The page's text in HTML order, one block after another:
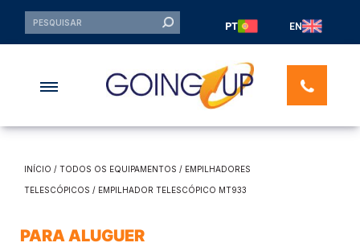
PT EN
INÍCIO / TODOS OS EQUIPAMENTOS / EMPILHADORES
TELESCÓPICOS / EMPILHADOR TELESCÓPICO MT933
PARA ALUGUER